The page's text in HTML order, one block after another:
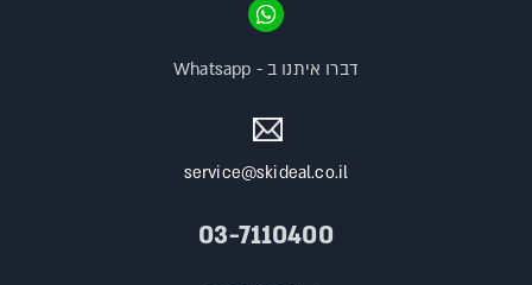
service@skideal.co.il
03-7110400
דברו איתנו ב - Whatsapp